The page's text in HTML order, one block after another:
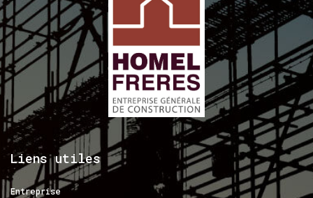
Liens utiles
Entreprise